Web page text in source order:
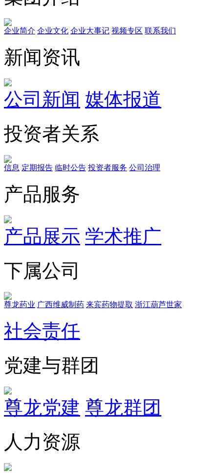
企业简介 企业文化 企业⼤事记 视频专区 联系我们
新闻资讯
公司新闻 媒体报道
投资者关系
信息 定期报告 临时公告 投资者服务 公司治理
产品服务
产品展示 学术推广
下属公司
尊龙药业 广西维威制药 来宾药物提取 浙江葫芦世家
社会责任
党建与群团
尊龙党建 尊龙群团
人力资源